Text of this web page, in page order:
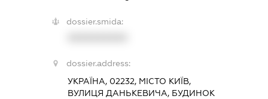
dossier.smida:
dossier.address:
УКРАЇНА, 02232, МІСТО КИЇВ,
ВУЛИЦЯ ДАНЬКЕВИЧА, БУДИНОК